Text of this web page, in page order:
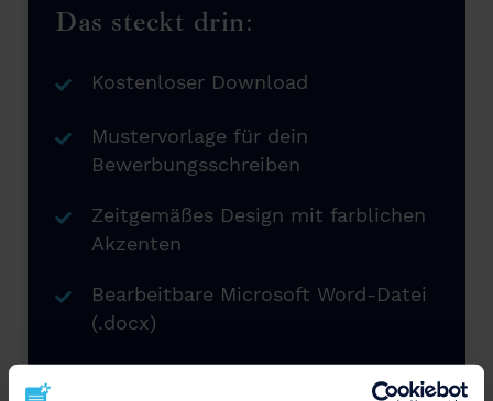
Das steckt drin:
Kostenloser Download
Mustervorlage für dein
Bewerbungsschreiben
Zeitgemäßes Design mit farblichen
Akzenten
Bearbeitbare Microsoft Word-Datei
(.docx)